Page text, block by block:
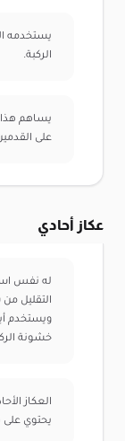
يستخدمه
الركبة.
يساهم هذا
على
عكاز أحادي
له نفس
التقليل
ويستخدم
خشونة
العكاز
يحتوي على